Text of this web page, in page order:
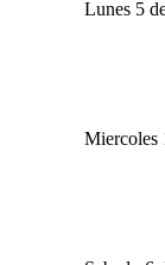
Lunes 5
Miercoles